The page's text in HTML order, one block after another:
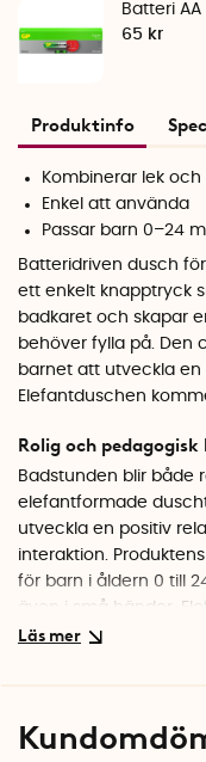
Batteri
65 kr
Produktinfo
Kombinerar lek och
Enkel att använda
Passar barn 0–24
Batteridriven dusch
ett enkelt knapptryck
badkaret och skapar
behöver fylla på. Den
barnet att utveckla en
Elefantduschen
Rolig och pedagogisk
Badstunden blir både
elefantformade
utveckla en positiv
interaktion.
för barn i åldern 0 till
även i små händer.
Färg: Lila eller blå